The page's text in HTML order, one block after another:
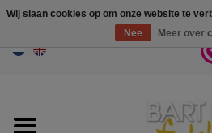
Uitverkoop
Wij slaan cookies op om onze website te
Nee
Meer over